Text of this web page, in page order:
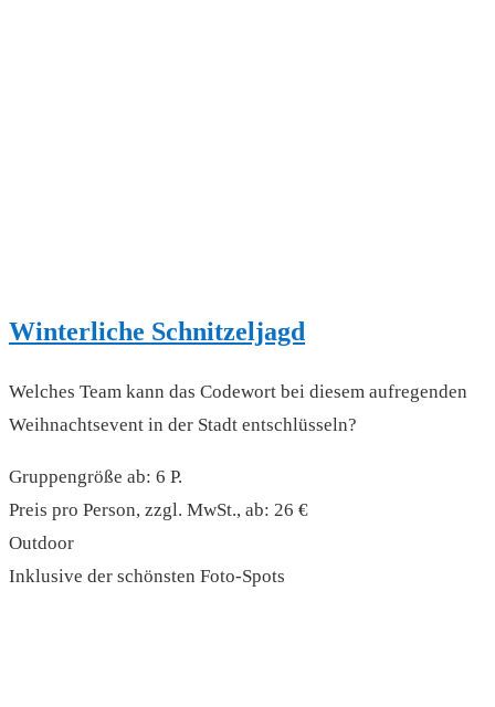
Winterliche Schnitzeljagd
Welches Team kann das Codewort bei diesem aufregenden
Weihnachtsevent in der Stadt entschlüsseln?
Gruppengröße ab: 6 P.
Preis pro Person, zzgl. MwSt., ab: 26 €
Outdoor
Inklusive der schönsten Foto-Spots